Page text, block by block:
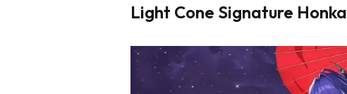
Light Cone Signature